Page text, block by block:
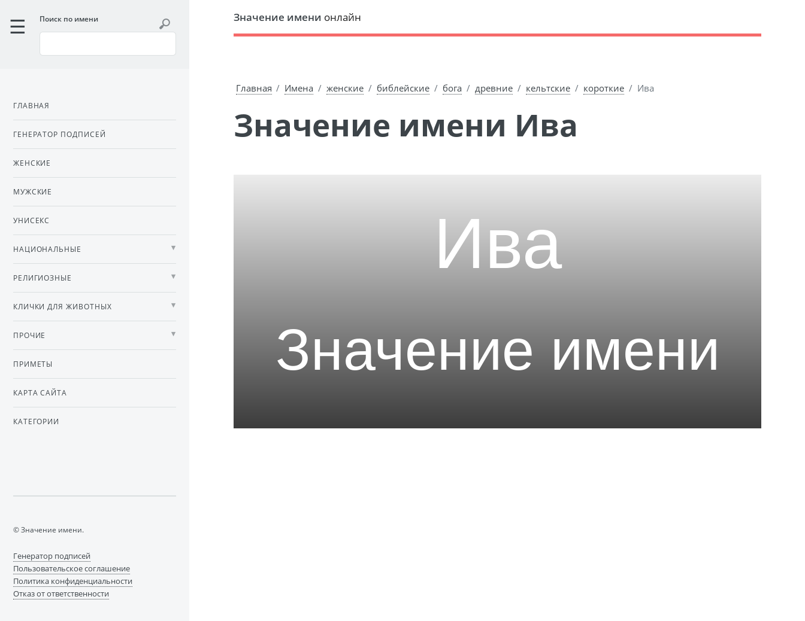
Значение имени онлайн
Главная Имена женские библейские бога древние кельтские короткие Ива
Значение имени Ива
Поиск по имени
ГЛАВНАЯ
ГЕНЕРАТОР ПОДПИСЕЙ
ЖЕНСКИЕ
МУЖСКИЕ
УНИСЕКС
НАЦИОНАЛЬНЫЕ
РЕЛИГИОЗНЫЕ
КЛИЧКИ ДЛЯ ЖИВОТНЫХ
ПРОЧИЕ
ПРИМЕТЫ
КАРТА САЙТА
КАТЕГОРИИ
© Значение имени.
Генератор подписей
Пользовательское соглашение
Политика конфиденциальности
Отказ от ответственности